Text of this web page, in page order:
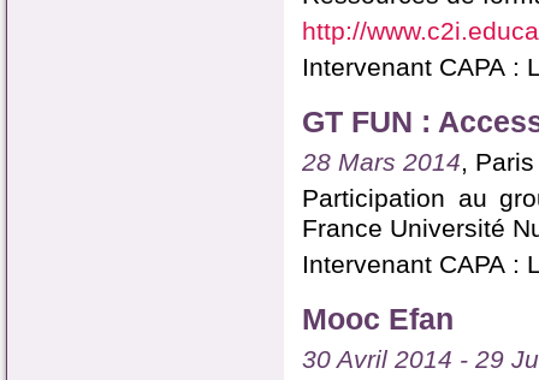
http://
Intervenant CAPA :
GT FUN :
28 Mars 2014, Paris
Participation au
France Université
Intervenant CAPA :
Mooc Efan
30 Avril 2014 - 29